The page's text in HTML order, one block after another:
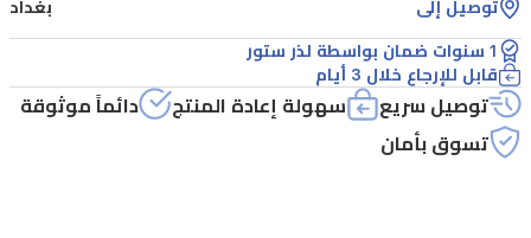
من
جلد
طبيعي
فاخر
توصيل إلى بغداد
1 سنوات ضمان بواسطة لذر ستور
قابل للإرجاع خلال 3 أيام
توصيل سريع سهولة إعادة المنتج
دائماً موثوقة
تسوق بأمان